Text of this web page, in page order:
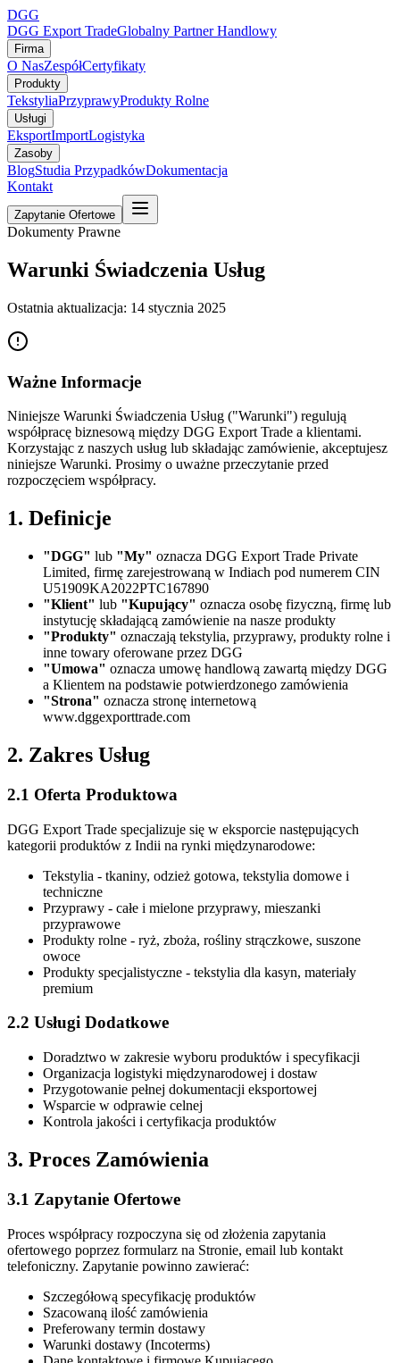
DGG
DGG Export TradeGlobalny Partner Handlowy
Firma
O NasZespółCertyfikaty
Produkty
TekstyliaPrzyprawyProdukty Rolne
Usługi
EksportImportLogistyka
Zasoby
BlogStudia PrzypadkówDokumentacja
Kontakt
Zapytanie Ofertowe
Dokumenty Prawne
Warunki Świadczenia Usług
Ostatnia aktualizacja: 14 stycznia 2025
Ważne Informacje
Niniejsze Warunki Świadczenia Usług ("Warunki") regulują
współpracę biznesową między DGG Export Trade a klientami.
Korzystając z naszych usług lub składając zamówienie, akceptujesz
niniejsze Warunki. Prosimy o uważne przeczytanie przed
rozpoczęciem współpracy.
1. Definicje
"DGG" lub "My" oznacza DGG Export Trade Private
Limited, firmę zarejestrowaną w Indiach pod numerem CIN
U51909KA2022PTC167890
"Klient" lub "Kupujący" oznacza osobę fizyczną, firmę lub
instytucję składającą zamówienie na nasze produkty
"Produkty" oznaczają tekstylia, przyprawy, produkty rolne i
inne towary oferowane przez DGG
"Umowa" oznacza umowę handlową zawartą między DGG
a Klientem na podstawie potwierdzonego zamówienia
"Strona" oznacza stronę internetową
www.dggexporttrade.com
2. Zakres Usług
2.1 Oferta Produktowa
DGG Export Trade specjalizuje się w eksporcie następujących
kategorii produktów z Indii na rynki międzynarodowe:
Tekstylia - tkaniny, odzież gotowa, tekstylia domowe i
techniczne
Przyprawy - całe i mielone przyprawy, mieszanki
przyprawowe
Produkty rolne - ryż, zboża, rośliny strączkowe, suszone
owoce
Produkty specjalistyczne - tekstylia dla kasyn, materiały
premium
2.2 Usługi Dodatkowe
Doradztwo w zakresie wyboru produktów i specyfikacji
Organizacja logistyki międzynarodowej i dostaw
Przygotowanie pełnej dokumentacji eksportowej
Wsparcie w odprawie celnej
Kontrola jakości i certyfikacja produktów
3. Proces Zamówienia
3.1 Zapytanie Ofertowe
Proces współpracy rozpoczyna się od złożenia zapytania
ofertowego poprzez formularz na Stronie, email lub kontakt
telefoniczny. Zapytanie powinno zawierać:
Szczegółową specyfikację produktów
Szacowaną ilość zamówienia
Preferowany termin dostawy
Warunki dostawy (Incoterms)